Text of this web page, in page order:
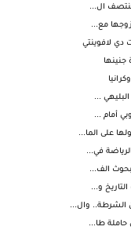
منتصف ال...
مع...
لافوينتي
...
أمام ...
على الما...
و...
الشرطة.. وال...
حاملة طا...